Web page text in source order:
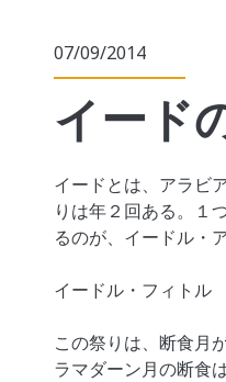
07/09/2014
イード
イードとは、アラビ
りは年２回ある。１
るのが、イードル・
イードル・フィトル
この祭りは、断食月
ラマダーン月の断食